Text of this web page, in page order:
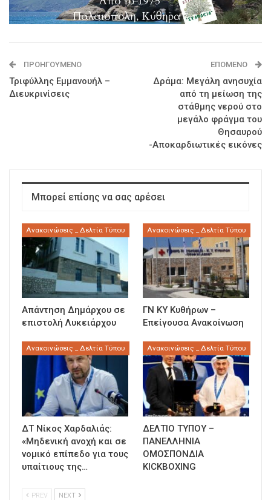
ΠΡΟΗΓΟΎΜΕΝΟ
Τριφύλλης Εμμανουήλ –
Διευκρινίσεις
ΕΠΌΜΕΝΟ
Δράμα: Μεγάλη ανησυχία
από τη μείωση της
στάθμης νερού στο
μεγάλο φράγμα του
Θησαυρού
-Αποκαρδιωτικές εικόνες
Μπορεί επίσης να σας αρέσει
Ανακοινώσεις _ Δελτία Τύπου
Απάντηση Δημάρχου σε
επιστολή Λυκειάρχου
Ανακοινώσεις _ Δελτία Τύπου
ΓΝ ΚΥ Κυθήρων –
Επείγουσα Ανακοίνωση
Ανακοινώσεις _ Δελτία Τύπου
ΔΤ Νίκος Χαρδαλιάς:
«Μηδενική ανοχή και σε
νομικό επίπεδο για τους
υπαίτιους της…
Ανακοινώσεις _ Δελτία Τύπου
ΔΕΛΤΙΟ ΤΥΠΟΥ –
ΠΑΝΕΛΛΗΝΙΑ
ΟΜΟΣΠΟΝΔΙΑ
KICKBOXING
PREV NEXT